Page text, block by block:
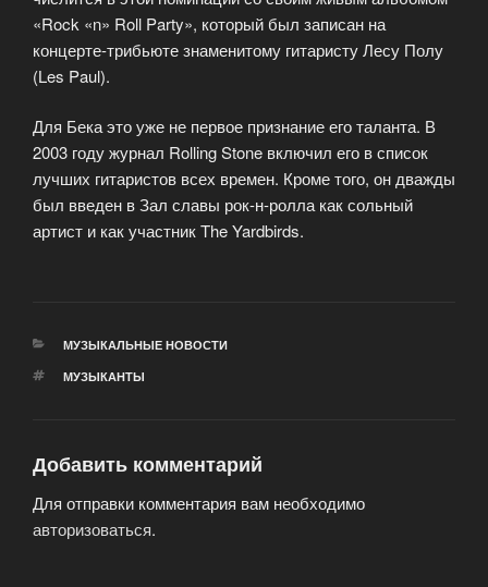
«Rock «n» Roll Party», который был записан на
концерте-трибьюте знаменитому гитаристу Лесу Полу
(Les Paul).
Для Бека это уже не первое признание его таланта. В
2003 году журнал Rolling Stone включил его в список
лучших гитаристов всех времен. Кроме того, он дважды
был введен в Зал славы рок-н-ролла как сольный
артист и как участник The Yardbirds.
РУБРИКИ
МУЗЫКАЛЬНЫЕ НОВОСТИ
МЕТКИ
МУЗЫКАНТЫ
Добавить комментарий
Для отправки комментария вам необходимо
авторизоваться.